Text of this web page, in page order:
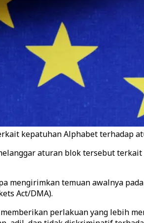
kepatuhan Alphabet terhadap
aturan blok tersebut
mengirimkan temuan awalnya
Act/DMA).
perlakuan yang lebih